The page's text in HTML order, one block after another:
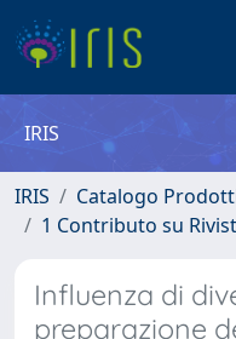
IRIS
IRIS
Catalogo
1 Contributo su
Influenza di
preparazione